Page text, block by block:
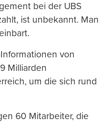
bei der UBS
ist unbekannt. Man
von
Milliarden
um die sich rund
60 Mitarbeiter, die